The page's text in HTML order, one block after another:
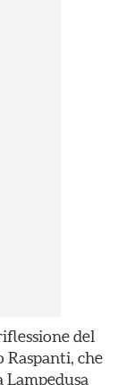
del
che
Lampedusa